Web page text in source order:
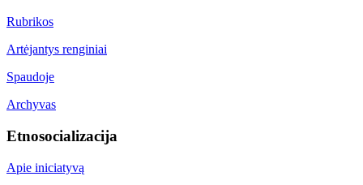
Rubrikos
Artėjantys renginiai
Spaudoje
Archyvas
Etnosocializacija
Apie iniciatyvą